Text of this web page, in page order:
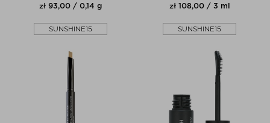
zł 93,00 / 0,14 g
SUNSHINE15
zł 108,00 / 3 ml
SUNSHINE15